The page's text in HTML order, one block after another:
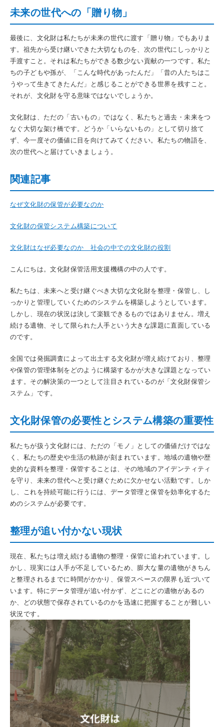
未来の世代への「贈り物」
最後に、文化財は私たちが未来の世代に渡す「贈り物」でもありま
す。祖先から受け継いできた大切なものを、次の世代にしっかりと
手渡すこと。それは私たちができる数少ない貢献の一つです。私た
ちの子どもや孫が、「こんな時代があったんだ」「昔の人たちはこ
うやって生きてきたんだ」と感じることができる世界を残すこと。
それが、文化財を守る意味ではないでしょうか。
文化財は、ただの「古いもの」ではなく、私たちと過去・未来をつ
なぐ大切な架け橋です。どうか「いらないもの」として切り捨て
ず、今一度その価値に目を向けてみてください。私たちの物語を、
次の世代へと届けていきましょう。
関連記事
なぜ文化財の保管が必要なのか
文化財の保管システム構築について
文化財はなぜ必要なのか 社会の中での文化財の役割
こんにちは。文化財保管活用支援機構の中の人です。
私たちは、未来へと受け継ぐべき大切な文化財を整理・保管し、し
っかりと管理していくためのシステムを構築しようとしています。
しかし、現在の状況は決して楽観できるものではありません。増え
続ける遺物、そして限られた人手という大きな課題に直面している
のです。
全国では発掘調査によって出土する文化財が増え続けており、整理
や保管の管理体制をどのように構築するかが大きな課題となってい
ます。その解決策の一つとして注目されているのが「文化財保管シ
ステム」です。
文化財保管の必要性とシステム構築の重要性
私たちが扱う文化財には、ただの「モノ」としての価値だけではな
く、私たちの歴史や生活の軌跡が刻まれています。地域の遺物や歴
史的な資料を整理・保管することは、その地域のアイデンティティ
を守り、未来の世代へと受け継ぐために欠かせない活動です。しか
し、これを持続可能に行うには、データ管理と保管を効率化するた
めのシステムが必要です。
整理が追い付かない現状
現在、私たちは増え続ける遺物の整理・保管に追われています。し
かし、現実には人手が不足しているため、膨大な量の遺物がきちん
と整理されるまでに時間がかかり、保管スペースの限界も近づいて
います。特にデータ管理が追い付かず、どこにどの遺物があるの
か、どの状態で保存されているのかを迅速に把握することが難しい
状況です。